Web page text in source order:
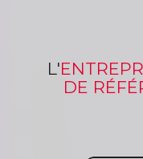
L'
DE